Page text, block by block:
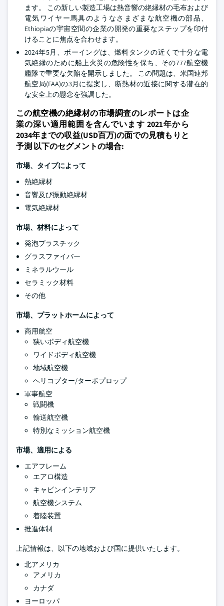
ます。 この新しい製造工場は熱音響の絶縁材の毛布および
電気ワイヤー馬具のようなさまざまな航空機の部品、
Ethiopiaの宇宙空間の企業の開発の重要なステップを印付
けることに焦点を合わせます。
2024年5月、ボーイングは、燃料タンクの近くで十分な電
気絶縁のために船上火災の危険性を保ち、その777航空機
艦隊で重要な欠陥を開示しました。 この問題は、米国連邦
航空局(FAA)の3月に提案し、断熱材の近接に関する潜在的
な安全上の懸念を強調した。
この航空機の絶縁材の市場調査のレポートは企
業の深い適用範囲を含んでいます 2021年から
2034年までの収益(USD百万)の面での見積もりと
予測 以下のセグメントの場合:
市場、タイプによって
熱絶縁材
音響及び振動絶縁材
電気絶縁材
市場、材料によって
発泡プラスチック
グラスファイバー
ミネラルウール
セラミック材料
その他
市場、プラットホームによって
商用航空
狭いボディ航空機
ワイドボディ航空機
地域航空機
ヘリコプター/ターボプロップ
軍事航空
戦闘機
輸送航空機
特別なミッション航空機
市場、適用による
エアフレーム
エアロ構造
キャビンインテリア
航空機システム
着陸装置
推進体制
上記情報は、以下の地域および国に提供いたします。
北アメリカ
アメリカ
カナダ
ヨーロッパ